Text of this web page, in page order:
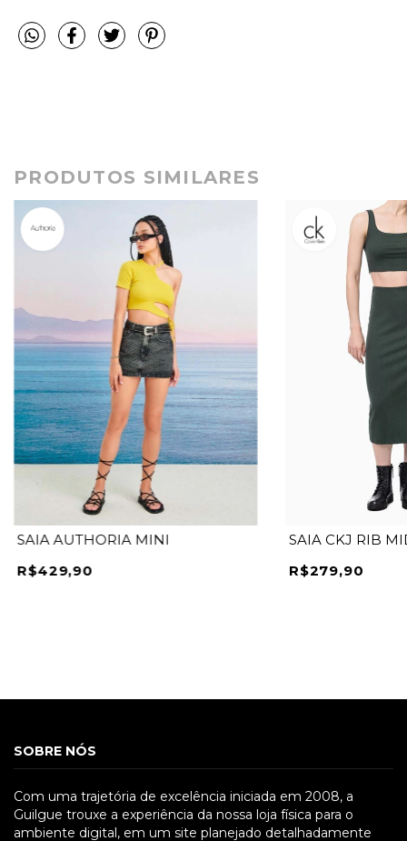
PRODUTOS SIMILARES
SAIA AUTHORIA MINI
R$429,90
SAIA CKJ RIB
R$279,90
SOBRE NÓS
Com uma trajetória de excelência iniciada em 2008, a
Guilgue trouxe a experiência da nossa loja física para o
ambiente digital, em um site planejado detalhadamente